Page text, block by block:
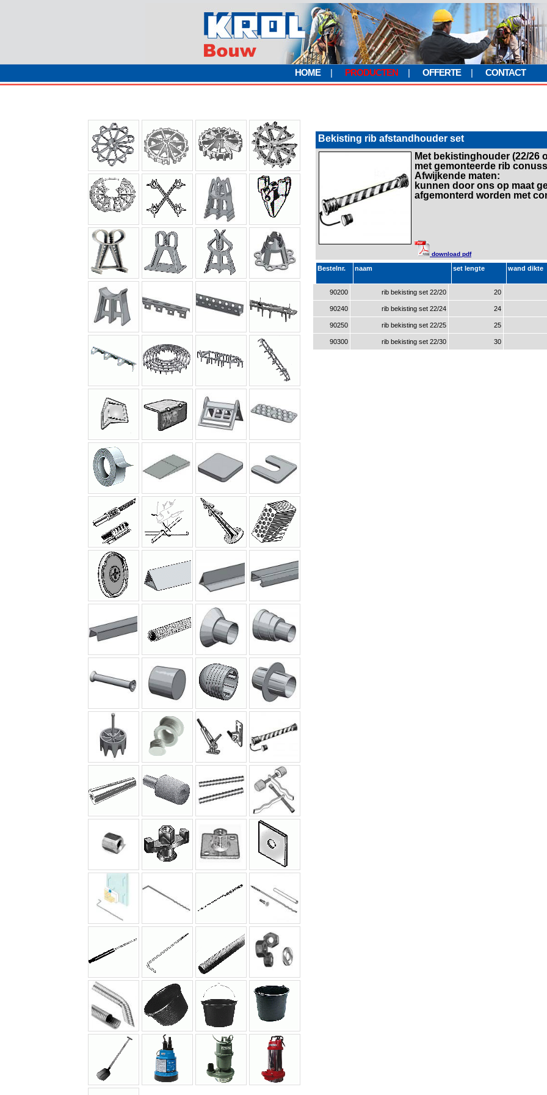
HOME| PRODUCTEN | OFFERTE| CONTACT
Bekisting rib afstandhouder set
Met bekistinghouder (22/26
met gemonteerde rib
Afwijkende maten:
kunnen door ons op maat
afgemonterd worden met
download pdf
Bestelnr. naam set lengte wand dikte
90200 rib bekisting set 22/20 20
90240 rib bekisting set 22/24 24
90250 rib bekisting set 22/25 25
90300 rib bekisting set 22/30 30